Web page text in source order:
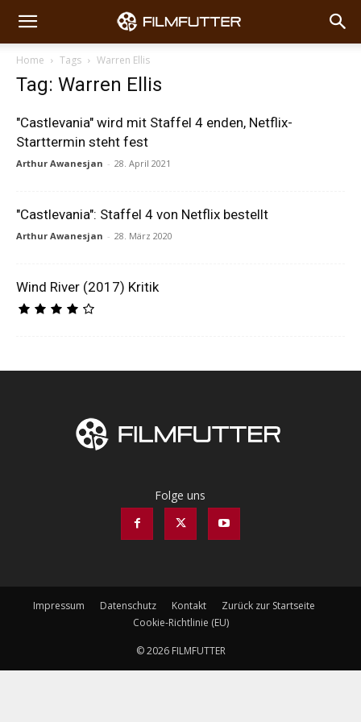
Home Tags Warren Ellis
Tag: Warren Ellis
"Castlevania" wird mit Staffel 4 enden, Netflix-
Starttermin steht fest
Arthur Awanesjan - 28. April 2021
"Castlevania": Staffel 4 von Netflix bestellt
Arthur Awanesjan - 28. März 2020
Wind River (2017) Kritik
Folge uns
Impressum Datenschutz Kontakt
Zurück zur Startseite
Cookie-Richtlinie (EU)
© 2026 FILMFUTTER